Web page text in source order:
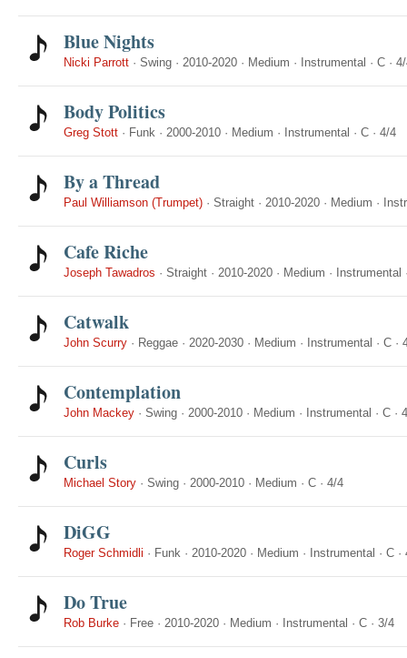
Blue Nights
Nicki Parrott · Swing · 2010-2020 · Medium · Instrumental · C ·
Body Politics
Greg Stott · Funk · 2000-2010 · Medium · Instrumental · C · 4/4
By a Thread
Paul Williamson (Trumpet) · Straight · 2010-2020 · Medium ·
Cafe Riche
Joseph Tawadros · Straight · 2010-2020 · Medium · Instrumental
Catwalk
John Scurry · Reggae · 2020-2030 · Medium · Instrumental · C ·
Contemplation
John Mackey · Swing · 2000-2010 · Medium · Instrumental · C ·
Curls
Michael Story · Swing · 2000-2010 · Medium · C · 4/4
DiGG
Roger Schmidli · Funk · 2010-2020 · Medium · Instrumental · C ·
Do True
Rob Burke · Free · 2010-2020 · Medium · Instrumental · C · 3/4